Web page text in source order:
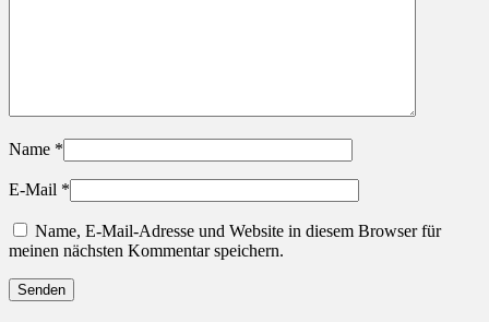
Name *
E-Mail *
Name, E-Mail-Adresse und Website in diesem Browser für
meinen nächsten Kommentar speichern.